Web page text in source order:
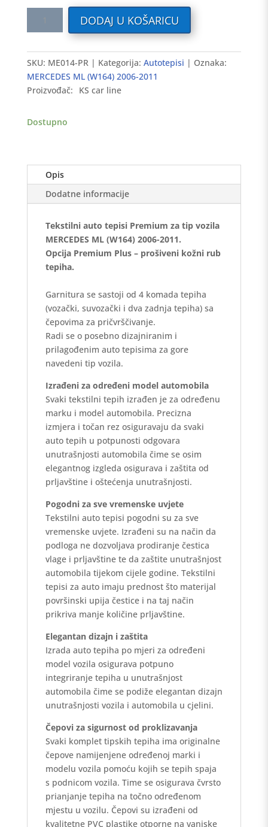
MERCEDES
ML
(W164)
2006-
-
DODAJ U KOŠARICU
SKU: ME014-PR Kategorija: Autotepisi
Oznaka:
MERCEDES ML (W164) 2006-2011
Proizvođač:
KS car line
Dostupno
Opis
Dodatne informacije
Tekstilni auto tepisi Premium za tip vozila
MERCEDES ML (W164) 2006-2011.
Opcija Premium Plus – prošiveni kožni rub
tepiha.
Garnitura se sastoji od 4 komada tepiha
(vozački, suvozački i dva zadnja tepiha) sa
čepovima za pričvrščivanje.
Radi se o posebno dizajniranim i
prilagođenim auto tepisima za gore
navedeni tip vozila.
Izrađeni za određeni model automobila
Svaki tekstilni tepih izrađen je za određenu
marku i model automobila. Precizna
izmjera i točan rez osiguravaju da svaki
auto tepih u potpunosti odgovara
unutrašnjosti automobila čime se osim
elegantnog izgleda osigurava i zaštita od
prljavštine i oštećenja unutrašnjosti.
Pogodni za sve vremenske uvjete
Tekstilni auto tepisi pogodni su za sve
vremenske uvjete. Izrađeni su na način da
podloga ne dozvoljava prodiranje čestica
vlage i prljavštine te da zaštite unutrašnjost
automobila tijekom cijele godine. Tekstilni
tepisi za auto imaju prednost što materijal
površinski upija čestice i na taj način
prikriva manje količine prljavštine.
Elegantan dizajn i zaštita
Izrada auto tepiha po mjeri za određeni
model vozila osigurava potpuno
integriranje tepiha u unutrašnjost
automobila čime se podiže elegantan dizajn
unutrašnjosti vozila i automobila u cjelini.
Čepovi za sigurnost od proklizavanja
Svaki komplet tipskih tepiha ima originalne
čepove namijenjene određenoj marki i
modelu vozila pomoću kojih se tepih spaja
s podnicom vozila. Time se osigurava čvrsto
prianjanje tepiha na točno određenom
mjestu u vozilu. Čepovi su izrađeni od
kvalitetne PVC plastike otporne na vanjske